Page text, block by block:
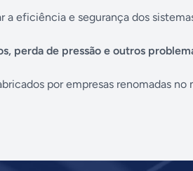
a eficiência e segurança dos
perda de pressão e outros
por empresas renomadas no